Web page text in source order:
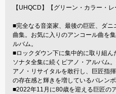
【UHQCD】【グリーン・カラー・レ
■完全なる音楽家、最後の巨匠、ダ
曲集。お気に入りのアンコール曲を
ルバム。
■ロックダウン下に集中的に取り組ん
ソナタ全集に続くピアノ・アルバム
アノ・リサイタルを敢行し、巨匠指
の存在感と輝きを増しているバレン
■2022年11月に80歳を迎える巨匠の